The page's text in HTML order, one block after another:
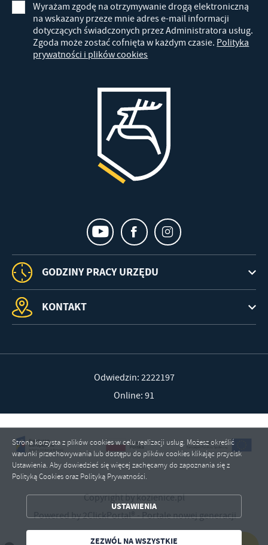
Wyrażam zgodę na otrzymywanie drogą elektroniczną
na wskazany przeze mnie adres e-mail informacji
dotyczących świadczonych przez Administratora usług.
Zgoda może zostać cofnięta w każdym czasie. Polityka
prywatności i plików cookies
GODZINY PRACY URZĘDU
KONTAKT
Odwiedzin: 2222197
Online: 91
Copyright by kozienice.pl
Powered by2ClickPortal®- Portale nowej generacji
Strona korzysta z plików cookies w celu realizacji usług. Możesz określić
warunki przechowywania lub dostępu do plików cookies klikając przycisk
Ustawienia. Aby dowiedzieć się więcej zachęcamy do zapoznania się z
Polityką Cookies oraz Polityką Prywatności.
USTAWIENIA
ZEZWÓL NA WSZYSTKIE
ZAPISZ WYBRANE
ZEZWÓL NA WSZYSTKIE